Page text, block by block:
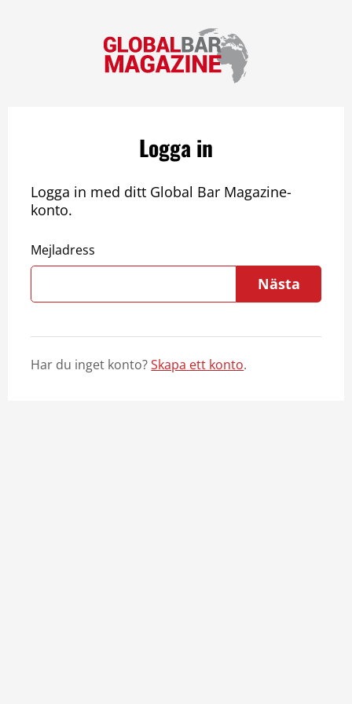
Logga in
Logga in med ditt Global Bar Magazine-
konto.
Mejladress
Nästa
Har du inget konto?Skapa ett konto.